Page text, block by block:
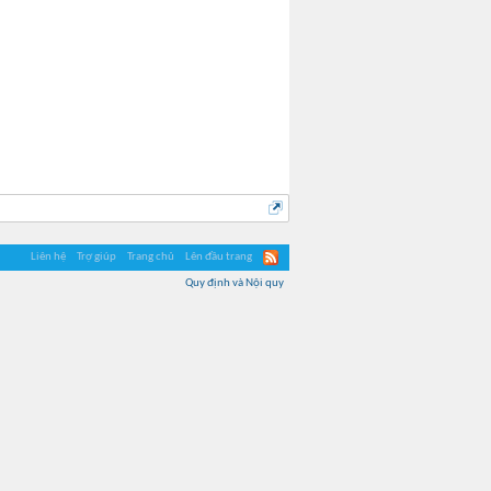
Liên hệ Trợ giúp Trang chủ Lên đầu trang
Quy định và Nội quy